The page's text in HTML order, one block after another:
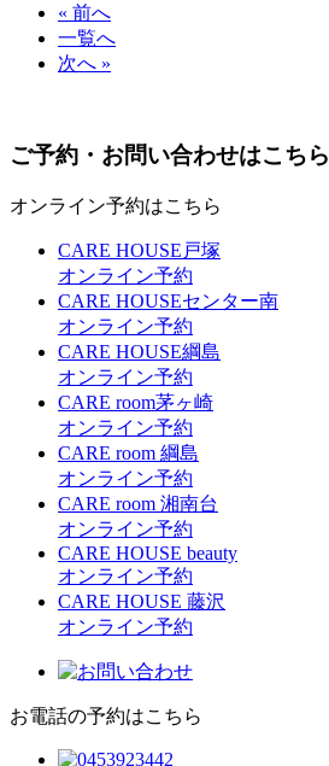
« 前へ
一覧へ
次へ »
ご予約・お問い合わせはこちら
オンライン予約はこちら
CARE HOUSE戸塚
オンライン予約
CARE HOUSEセンター南
オンライン予約
CARE HOUSE綱島
オンライン予約
CARE room茅ヶ崎
オンライン予約
CARE room 綱島
オンライン予約
CARE room 湘南台
オンライン予約
CARE HOUSE beauty
オンライン予約
CARE HOUSE 藤沢
オンライン予約
お電話の予約はこちら